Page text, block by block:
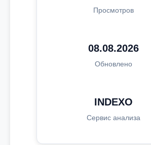
Просмотров
08.08.2026
Обновлено
INDEXO
Сервис анализа